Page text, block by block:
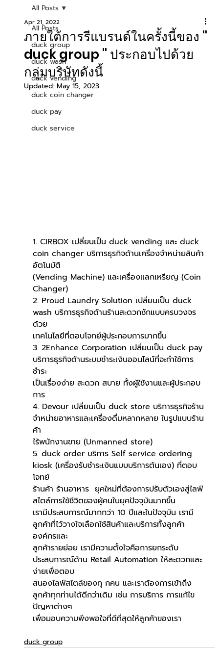
All Posts
duck group
duck wash
duck vending
duck coin changer
duck pay
duck service
All Posts
ภายใต้การรีแบรนด์ในครั้งนี้ของ ''
duck group '' ประกอบไปด้วย
กลุ่มบริษัทดังนี้
Apr 21, 2022
Updated: May 15, 2023
1. CIRBOX เปลี่ยนเป็น duck vending และ duck
coin changer บริการธุรกิจด้านเครื่องจำหน่ายสินค้า
อัตโนมัติ
(Vending Machine) และเครื่องแลกเหรียญ (Coin
Changer)
2. Proud Laundry Solution เปลี่ยนเป็น duck
wash บริการธุรกิจด้านร้านสะดวกซักแบบครบวงจร
ด้วย
เทคโนโลยีที่ตอบโจทย์ผู้ประกอบการมากขึ้น
3. 2Enhance Corporation เปลี่ยนเป็น duck pay
บริการธุรกิจด้านระบบชำระเงินออนไลน์ที่จะทำใช้การ
ชำระ
เป็นเรื่องง่าย สะดวก สบาย ทั้งผู้ใช้งานและผู้ประกอบ
การ
4. Devour เปลี่ยนเป็น duck store บริการธุรกิจร้าน
จำหน่ายอาหารและเครื่องดื่มหลากหลาย ในรูปแบบร้าน
ค้า
ไร้พนักงานขาย (Unmanned store)
5. duck order บริการ Self service ordering
kiosk (เครื่องรับชำระเงินแบบบริการต้นเอง) ที่ตอบ
โจทย์
ร้านค้า ร้านอาหาร  ยุคใหม่ที่ต้องการปรับตัวเองสู่ไลฟ์
สไตล์การใช้ชีวิตของผู้คนในยุคปัจจุบันมากขึ้น
เรามีประสบการณ์มากกว่า 10 ปีและในปัจจุบัน เรามี
ลูกค้าที่ไว้วางใจเลือกใช้สินค้าและบริการทั้งลูกค้า
องค์กรและ
ลูกค้ารายย่อย เรามีความตั้งใจคือการยกระดับ
ประสบการณ์ด้าน Retail Automation ให้สะดวกและ
ง่ายเพื่อตอบ
สนองไลฟ์สไตล์ของทุ กคน และเราต้องการเข้าถึง
ลูกค้าทุกท่านได้ดีกว่าเดิม เช่น การบริการ การแก้ไข
ปัญหาต่างๆ
เพื่อมอบความพึงพอใจที่ดีที่สุดให้ลูกค้าของเรา
duck group